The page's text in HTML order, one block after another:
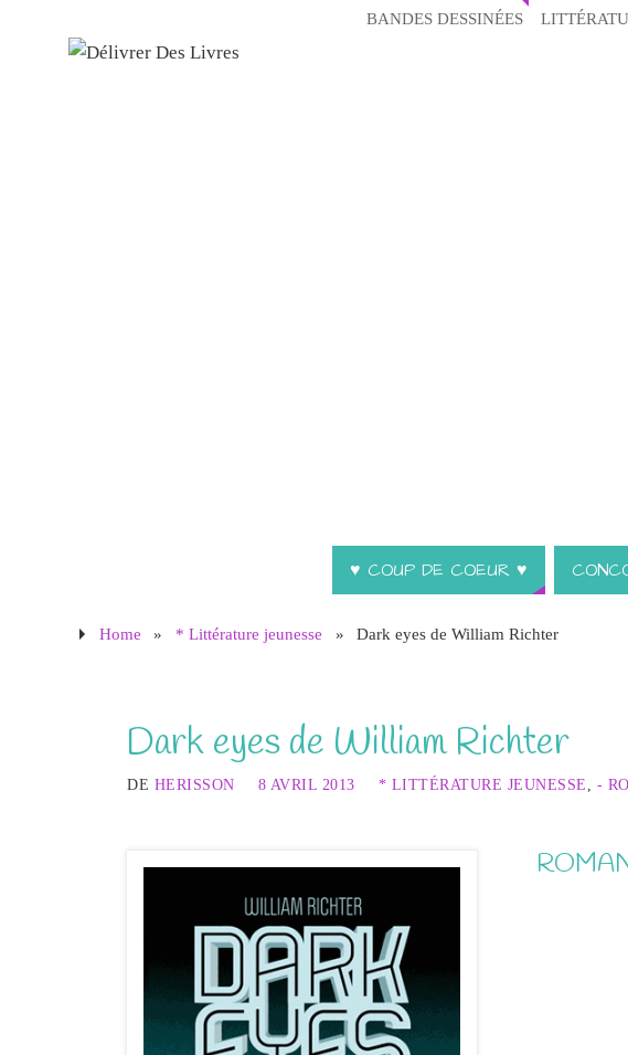
BANDES DESSINÉES
♥ COUP DE COEUR ♥
Home » * Littérature jeunesse » Dark eyes de William Richter
Dark eyes de William Richter
DE HERISSON 8 AVRIL 2013 * LITTÉRATURE JEUNESSE -